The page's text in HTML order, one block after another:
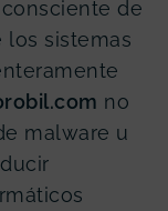
de
los sistemas
.com no
malware u